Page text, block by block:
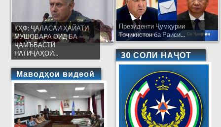
КҲФ: ҶАЛАСАИ ҲАЙАТИ
МУШОВАРА ОИД БА
ҶАМЪБАСТИ
НАТИҶАҲОИ...
Маводҳои видеоӣ
Президенти Ҷумҳурии
Тоҷикистон ба Раиси...
30 СОЛИ НАҶОТ